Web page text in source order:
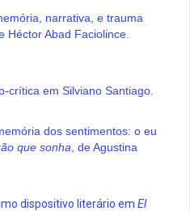
narrativa, e trauma
Héctor Abad Faciolince.
crítica em Silviano Santiago.
dos sentimentos: o eu
que sonha , de Agustina
dispositivo literário em El